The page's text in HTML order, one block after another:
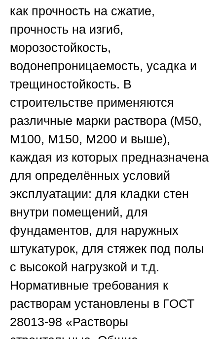
как прочность на сжатие,
прочность на изгиб,
морозостойкость,
водонепроницаемость, усадка и
трещиностойкость. В
строительстве применяются
различные марки раствора (М50,
М100, М150, М200 и выше),
каждая из которых предназначена
для определённых условий
эксплуатации: для кладки стен
внутри помещений, для
фундаментов, для наружных
штукатурок, для стяжек под полы
с высокой нагрузкой и т.д.
Нормативные требования к
растворам установлены в ГОСТ
28013-98 «Растворы